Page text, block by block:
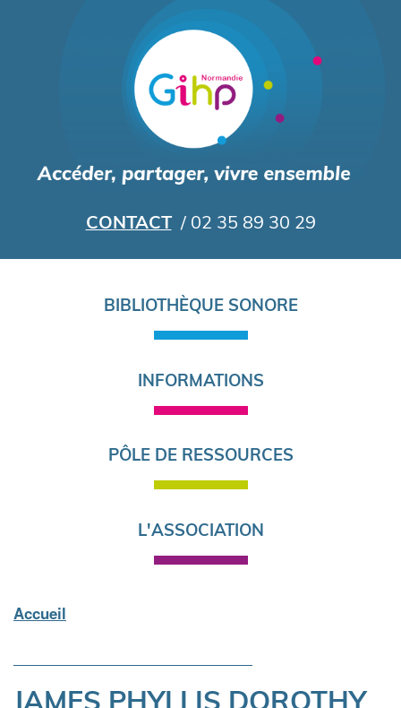
au
contenu
principal
CONTACT / 02 35 89 30 29
BIBLIOTHÈQUE SONORE
INFORMATIONS
PÔLE DE RESSOURCES
L'ASSOCIATION
Accueil